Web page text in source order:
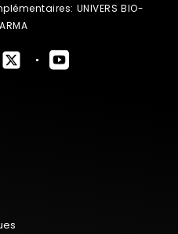
UNIVERS BIO-